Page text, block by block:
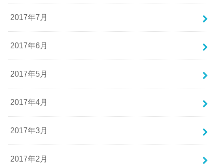
2017年7月
2017年6月
2017年5月
2017年4月
2017年3月
2017年2月